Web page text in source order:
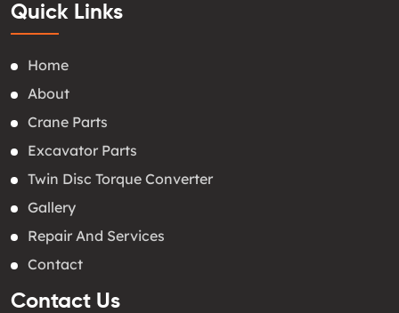
Quick Links
Home
About
Crane Parts
Excavator Parts
Twin Disc Torque Converter
Gallery
Repair And Services
Contact
Contact Us